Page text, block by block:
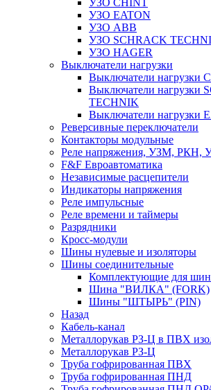
УЗО EATON
УЗО ABB
УЗО SCHRACK
УЗО HAGER
Выключатели нагрузки
Выключатели нагрузки
Выключатели нагрузки
TECHNIK
Выключатели нагрузки
Реверсивные переключатели
Контакторы модульные
Реле напряжения, УЗМ, РКН,
F&F Евроавтоматика
Независимые расцепители
Индикаторы напряжения
Реле импульсные
Реле времени и таймеры
Разрядники
Кросс-модули
Шины нулевые и изоляторы
Шины соединительные
Комплектующие для шин
Шина "ВИЛКА" (FORK)
Шины "ШТЫРЬ" (PIN)
Назад
Кабель-канал
Металлорукав РЗ-Ц в ПВХ
Металлорукав РЗ-Ц
Труба гофрированная ПВХ
Труба гофрированная ПНД